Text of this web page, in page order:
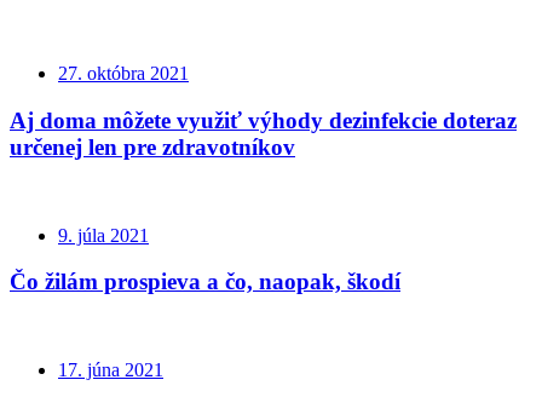
27. októbra 2021
Aj doma môžete využiť výhody dezinfekcie doteraz
určenej len pre zdravotníkov
9. júla 2021
Čo žilám prospieva a čo, naopak, škodí
17. júna 2021